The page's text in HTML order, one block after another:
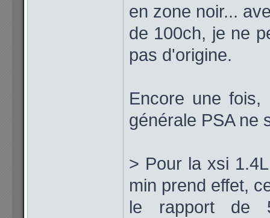
en zone noir...
de 100ch, je ne
pas d'origine.
Encore une
générale PSA ne
> Pour la xsi
min prend effet,
le rapport de